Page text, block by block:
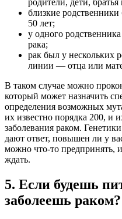
родители, дети, братья
близкие родственники
50 лет;
у одного
рака;
рак был у нескольких
линии — отца или
В таком случае можно
который может назначить
определения возможных
их известно порядка 200, и
заболевания раком.
дают ответ, повышен ли у
можно что‑то
ждать.
5. Если будешь
заболеешь раком?